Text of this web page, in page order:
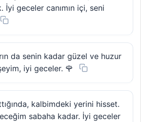
İyi geceler canımın içi, seni
da senin kadar güzel ve huzur
iyi geceler. 🌹
kalbimdeki yerini hisset.
sabaha kadar. İyi geceler